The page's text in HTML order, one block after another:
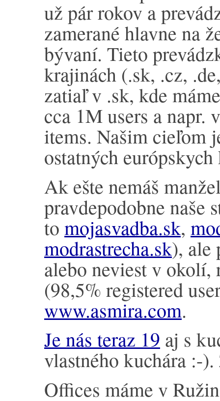
už pár rokov a
zamerané hlavne na
bývaní. Tieto
krajinách (.sk, .cz,
zatiaľ v .sk, kde
cca 1M users a napr.
items. Našim cieľom
ostatných
Ak ešte nemáš
pravdepodobne naše
to mojasvadba.sk,
modrastrecha.sk), ale
alebo neviest v okolí,
(98,5% registered
www.asmira.com.
Je nás teraz 19 aj s
vlastného kuchára :-
Offices máme v